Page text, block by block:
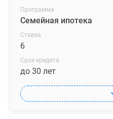
Программа
Семейная ипотека
Ставка
6
Срок кредита
до 30 лет